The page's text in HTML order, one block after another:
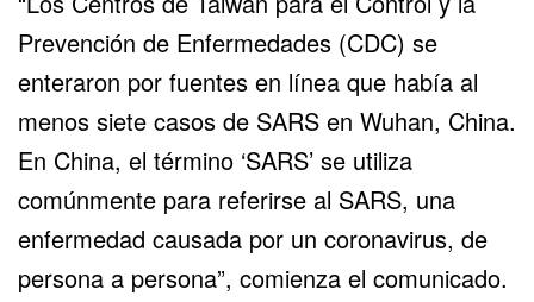
Prevención de Enfermedades (CDC) se
enteraron por fuentes en línea que había al
menos siete casos de SARS en Wuhan, China.
En China, el término ‘SARS’ se utiliza
comúnmente para referirse al SARS, una
enfermedad causada por un coronavirus, de
persona a persona”, comienza el comunicado.